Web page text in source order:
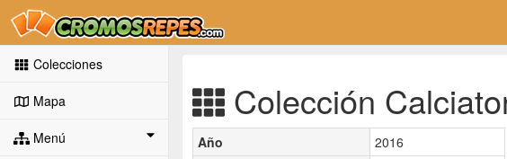
Colecciones
Mapa
Menú
Colección
Año
2016